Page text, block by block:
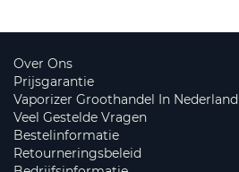
Over Ons
Prijsgarantie
Vaporizer Groothandel In Nederland
Veel Gestelde Vragen
Bestelinformatie
Retourneringsbeleid